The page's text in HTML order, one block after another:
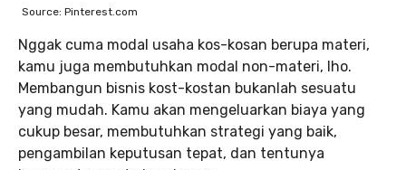
Source: Pinterest.com
Nggak cuma modal usaha kos-kosan berupa materi,
kamu juga membutuhkan modal non-materi, lho.
Membangun bisnis kost-kostan bukanlah sesuatu
yang mudah. Kamu akan mengeluarkan biaya yang
cukup besar, membutuhkan strategi yang baik,
pengambilan keputusan tepat, dan tentunya